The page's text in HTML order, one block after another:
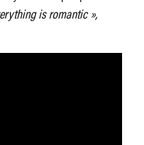
is romantic »,